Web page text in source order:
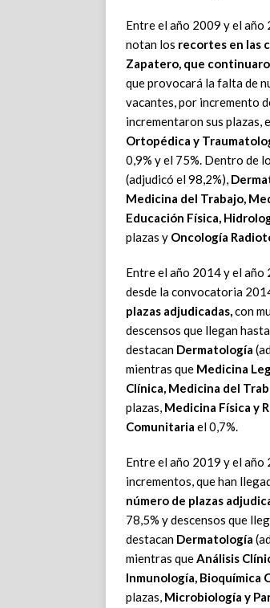
Entre el año 2009 y el año
notan los recortes en las
Zapatero, que
que provocará la falta de
vacantes, por incremento
incrementaron sus plazas,
Ortopédica y
0,9% y el 75%. Dentro de
(adjudicó el 98,2%),
Medicina del Trabajo,
Educación Física,
plazas y Oncología
Entre el año 2014 y el año
desde la convocatoria
plazas adjudicadas,con
descensos que llegan
destacan Dermatología
mientras que Medicina
Clínica, Medicina del
plazas, Medicina Física y
Comunitaria el 0,7%.
Entre el año 2019 y el año
incrementos, que han
número de plazas
78,5% y descensos que
destacan Dermatología
mientras queAnálisis
Inmunología, Bioquímica
plazas, Microbiología y